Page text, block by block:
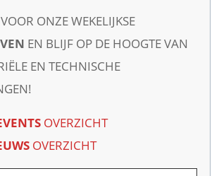
ONZE WEKELIJKSE
EN BLIJF OP DE HOOGTE VAN
EN TECHNISCHE
OVERZICHT
OVERZICHT